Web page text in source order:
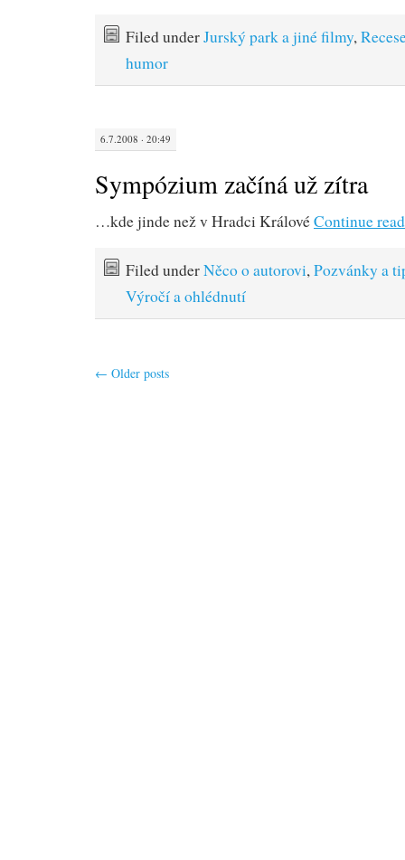
Filed underJurský park a jiné filmy,
humor
6.7.2008 · 20:49
Sympózium začíná už zítra
…kde jinde než v Hradci KrálovéContinue
Filed underNěco o autorovi,Pozvánky a
Výročí a ohlédnutí
← Older posts